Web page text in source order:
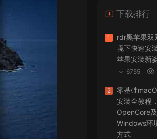
怎么安装？
来源： PDFify for
imacos.top
来源： Adobe
专业的图片处理软件
下载排行
1
rdr黑苹果双
境下快速安
苹果安装新
6755
2
零基础
安装全教程
OpenCore
Windows环
方式